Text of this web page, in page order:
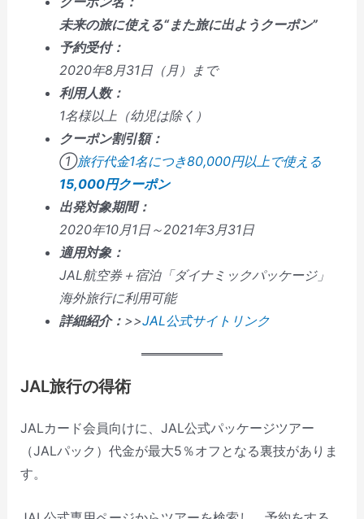
未来の旅に使える“また旅に出ようクーポン”
予約受付：
2020年8月31日（月）まで
利用人数：
1名様以上（幼児は除く）
クーポン割引額：
①旅行代金1名につき80,000円以上で使える
15,000円クーポン
出発対象期間：
2020年10月1日～2021年3月31日
適用対象：
JAL航空券＋宿泊「ダイナミックパッケージ」
海外旅行に利用可能
詳細紹介： >>JAL公式サイトリンク
JAL旅行の得術
JALカード会員向けに、JAL公式パッケージツアー
（JALパック）代金が最大5％オフとなる裏技がありま
す。